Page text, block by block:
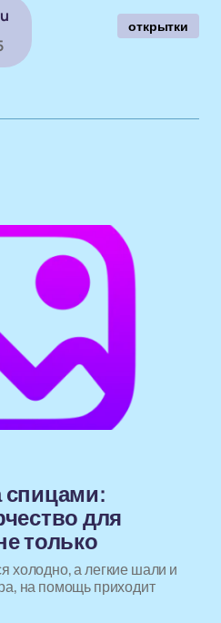
открытки
спицами:
для
только
холодно, а легкие шали и
на помощь приходит